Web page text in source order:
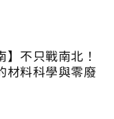
】不只戰南北！
材料科學與零廢